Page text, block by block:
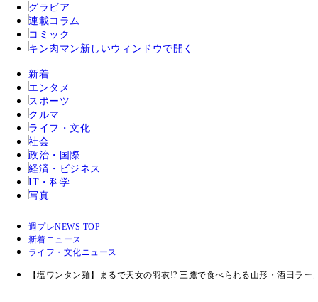
グラビア
連載コラム
コミック
キン肉マン 新しいウィンドウで開く
新着
エンタメ
スポーツ
クルマ
ライフ・文化
社会
政治・国際
経済・ビジネス
IT・科学
写真
週プレNEWS TOP
新着ニュース
ライフ・文化ニュース
【塩ワンタン麺】まるで天女の羽衣!? 三鷹で食べられる山形・酒田ラ